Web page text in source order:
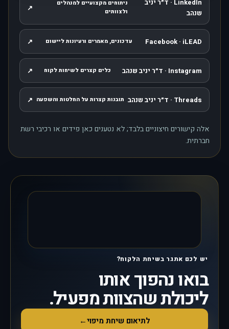
LinkedIn · ד״ר יניב
שנהב
ניתוחים מקצועיים למנהלים
ולצוותים
↗ , נפתח בחלון חדש
Facebook · iLEAD עדכונים, מאמרים ורעיונות ליישום ↗ , נפתח בחלון חדש
Instagram · ד״ר יניב שנהב כלים קצרים לשיחות לקוח ↗ , נפתח בחלון חדש
Threads · ד״ר יניב שנהב תובנות קצרות על החלטות והשפעה ↗ , נפתח בחלון חדש
אלה קישורים חיצוניים בלבד; לא נטענים כאן פידים או רכיבי רשת
חברתית.
יש לכם אתגר בשיחת הלקוח?
בואו נהפוך אותו
ליכולת שהצוות מפעיל.
לתיאום שיחת מיפוי←